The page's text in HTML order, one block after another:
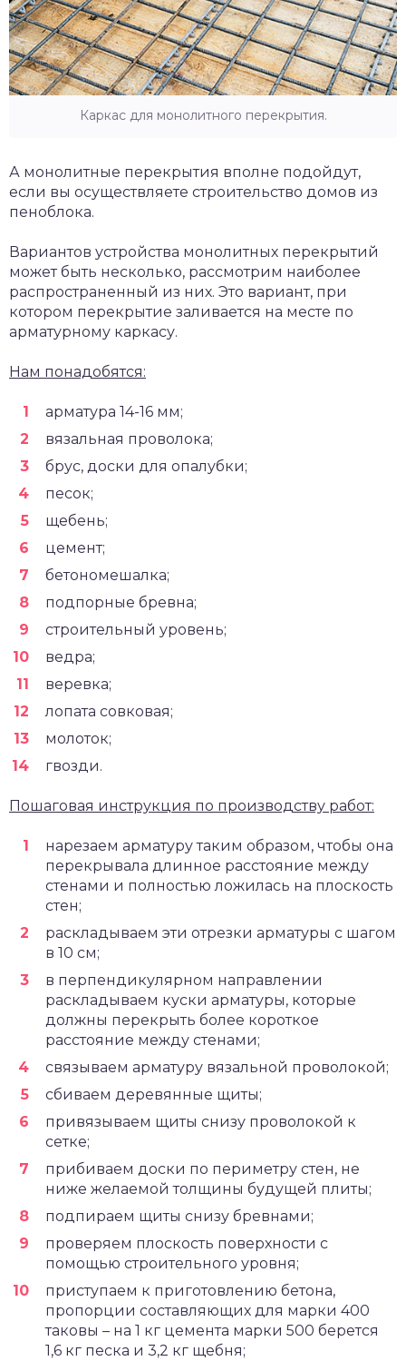
Каркас для монолитного перекрытия.
А монолитные перекрытия вполне подойдут,
если вы осуществляете строительство домов из
пеноблока.
Вариантов устройства монолитных перекрытий
может быть несколько, рассмотрим наиболее
распространенный из них. Это вариант, при
котором перекрытие заливается на месте по
арматурному каркасу.
Нам понадобятся:
арматура 14-16 мм;
вязальная проволока;
брус, доски для опалубки;
песок;
щебень;
цемент;
бетономешалка;
подпорные бревна;
строительный уровень;
ведра;
веревка;
лопата совковая;
молоток;
гвозди.
Пошаговая инструкция по производству работ:
нарезаем арматуру таким образом, чтобы она
перекрывала длинное расстояние между
стенами и полностью ложилась на плоскость
стен;
раскладываем эти отрезки арматуры с шагом
в 10 см;
в перпендикулярном направлении
раскладываем куски арматуры, которые
должны перекрыть более короткое
расстояние между стенами;
связываем арматуру вязальной проволокой;
сбиваем деревянные щиты;
привязываем щиты снизу проволокой к
сетке;
прибиваем доски по периметру стен, не
ниже желаемой толщины будущей плиты;
подпираем щиты снизу бревнами;
проверяем плоскость поверхности с
помощью строительного уровня;
приступаем к приготовлению бетона,
пропорции составляющих для марки 400
таковы – на 1 кг цемента марки 500 берется
1,6 кг песка и 3,2 кг щебня;